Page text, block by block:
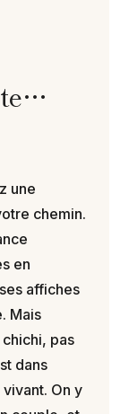
une
chemin.
en
affiches
Mais
chichi, pas
dans
On y